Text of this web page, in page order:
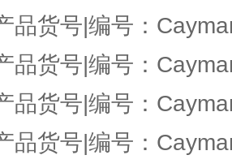
品货号|编号：
品货号|编号：
品货号|编号：
品货号|编号：